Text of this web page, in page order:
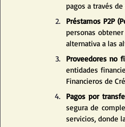
pagos a través
Préstamos P2P
personas
alternativa a las
Proveedores no
entidades
Financieros de
Pagos por
segura de
servicios, donde